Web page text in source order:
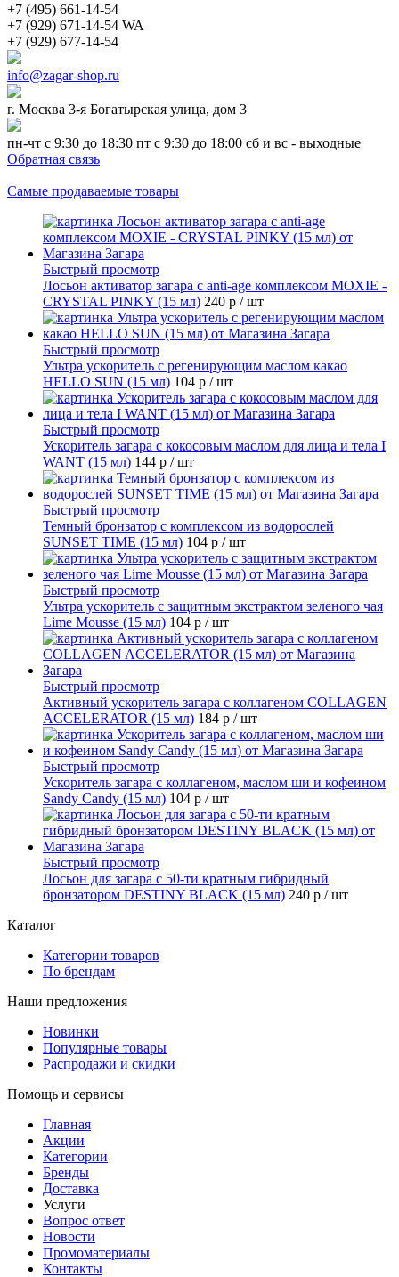
+7 (495) 661-14-54
+7 (929) 671-14-54 WA
+7 (929) 677-14-54
info@zagar-shop.ru
г. Москва 3-я Богатырская улица, дом 3
пн-чт с 9:30 до 18:30 пт с 9:30 до 18:00 сб и вс - выходные
Обратная связь
Самые продаваемые товары
Быстрый просмотр
Лосьон активатор загара с anti-age комплексом MOXIE -
CRYSTAL PINKY (15 мл) 240 р / шт
Быстрый просмотр
Ультра ускоритель с регенирующим маслом какао
HELLO SUN (15 мл) 104 р / шт
Быстрый просмотр
Ускоритель загара с кокосовым маслом для лица и тела I
WANT (15 мл) 144 р / шт
Быстрый просмотр
Темный бронзатор с комплексом из водорослей
SUNSET TIME (15 мл) 104 р / шт
Быстрый просмотр
Ультра ускоритель с защитным экстрактом зеленого чая
Lime Mousse (15 мл) 104 р / шт
Быстрый просмотр
Активный ускоритель загара с коллагеном COLLAGEN
ACCELERATOR (15 мл) 184 р / шт
Быстрый просмотр
Ускоритель загара с коллагеном, маслом ши и кофеином
Sandy Candy (15 мл) 104 р / шт
Быстрый просмотр
Лосьон для загара с 50-ти кратным гибридный
бронзатором DESTINY BLACK (15 мл) 240 р / шт
Каталог
Категории товаров
По брендам
Наши предложения
Новинки
Популярные товары
Распродажи и скидки
Помощь и сервисы
Главная
Акции
Категории
Бренды
Доставка
Услуги
Вопрос ответ
Новости
Промоматериалы
Контакты